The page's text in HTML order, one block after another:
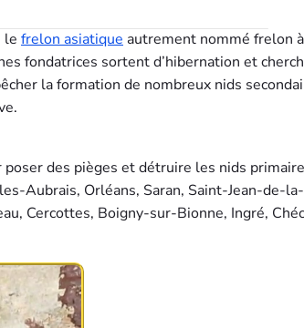
le frelon asiatique autrement nommé frelon à
fondatrices sortent d’hibernation et
la formation de nombreux nids
des pièges et détruire les nids
Aubrais, Orléans, Saran, Saint-Jean-de-la-
Cercottes, Boigny-sur-Bionne, Ingré,